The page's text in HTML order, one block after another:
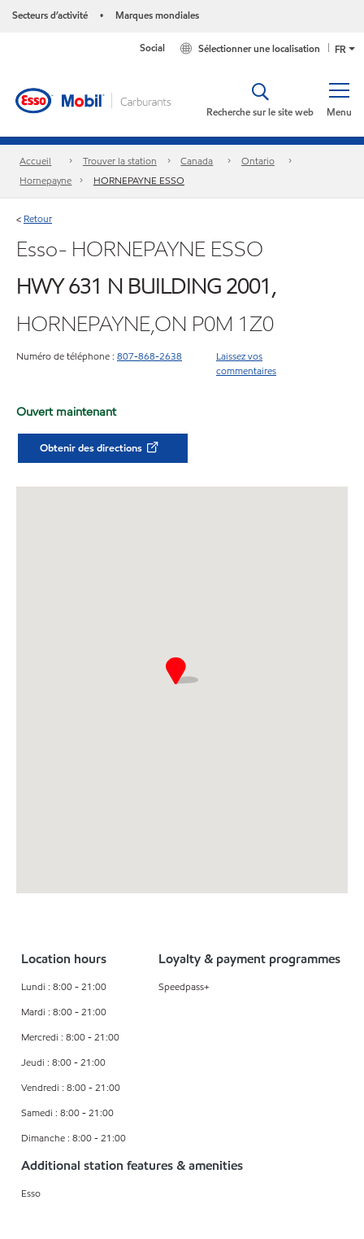
Secteurs d’activité • Marques mondiales
FR
Sélectionner une localisation
Social
Menu
Recherche sur le site web
Accueil Trouver la station Canada
Ontario
Hornepayne
HORNEPAYNE ESSO
< Retour
Esso- HORNEPAYNE ESSO
HWY 631 N BUILDING 2001,
HORNEPAYNE,ON P0M 1Z0
Numéro de téléphone : 807-868-2638
Laissez vos
commentaires
Ouvert maintenant
Obtenir des directions
Location hours
Lundi : 8:00 - 21:00
Mardi : 8:00 - 21:00
Mercredi : 8:00 - 21:00
Jeudi : 8:00 - 21:00
Vendredi : 8:00 - 21:00
Samedi : 8:00 - 21:00
Dimanche : 8:00 - 21:00
Loyalty & payment programmes
Speedpass+
Additional station features & amenities
Esso